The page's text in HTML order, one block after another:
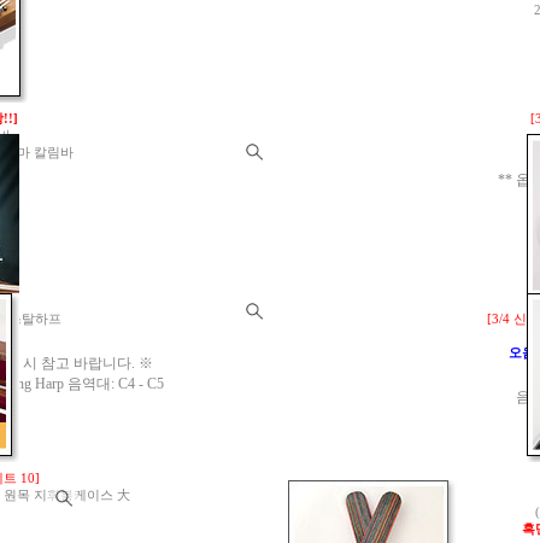
!!]
마 칼림바
** 옵
스탈하프
시 참고 바랍니다. ※
Harp 음역대: C4 - C5
[3/4 신
오음
음
10]
목 지휘봉케이스 大
흑